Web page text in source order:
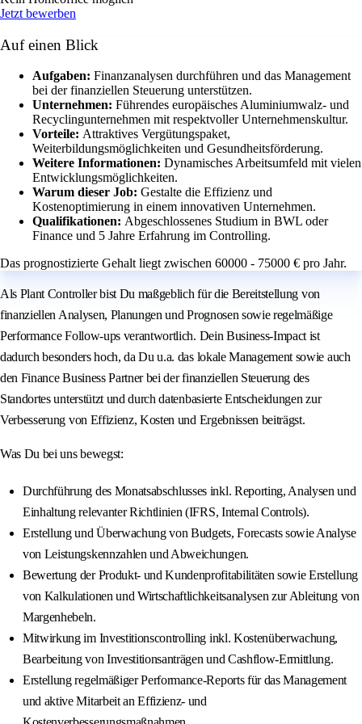
Jetzt bewerben
Auf einen Blick
Aufgaben: Finanzanalysen durchführen und das Management
bei der finanziellen Steuerung unterstützen.
Unternehmen: Führendes europäisches Aluminiumwalz- und
Recyclingunternehmen mit respektvoller Unternehmenskultur.
Vorteile: Attraktives Vergütungspaket,
Weiterbildungsmöglichkeiten und Gesundheitsförderung.
Weitere Informationen: Dynamisches Arbeitsumfeld mit vielen
Entwicklungsmöglichkeiten.
Warum dieser Job: Gestalte die Effizienz und
Kostenoptimierung in einem innovativen Unternehmen.
Qualifikationen: Abgeschlossenes Studium in BWL oder
Finance und 5 Jahre Erfahrung im Controlling.
Das prognostizierte Gehalt liegt zwischen 60000 - 75000 € pro Jahr.
Als Plant Controller bist Du maßgeblich für die Bereitstellung von
finanziellen Analysen, Planungen und Prognosen sowie regelmäßige
Performance Follow-ups verantwortlich. Dein Business-Impact ist
dadurch besonders hoch, da Du u.a. das lokale Management sowie auch
den Finance Business Partner bei der finanziellen Steuerung des
Standortes unterstützt und durch datenbasierte Entscheidungen zur
Verbesserung von Effizienz, Kosten und Ergebnissen beiträgst.
Was Du bei uns bewegst:
Durchführung des Monatsabschlusses inkl. Reporting, Analysen und
Einhaltung relevanter Richtlinien (IFRS, Internal Controls).
Erstellung und Überwachung von Budgets, Forecasts sowie Analyse
von Leistungskennzahlen und Abweichungen.
Bewertung der Produkt- und Kundenprofitabilitäten sowie Erstellung
von Kalkulationen und Wirtschaftlichkeitsanalysen zur Ableitung von
Margenhebeln.
Mitwirkung im Investitionscontrolling inkl. Kostenüberwachung,
Bearbeitung von Investitionsanträgen und Cashflow‑Ermittlung.
Erstellung regelmäßiger Performance‑Reports für das Management
und aktive Mitarbeit an Effizienz‑ und